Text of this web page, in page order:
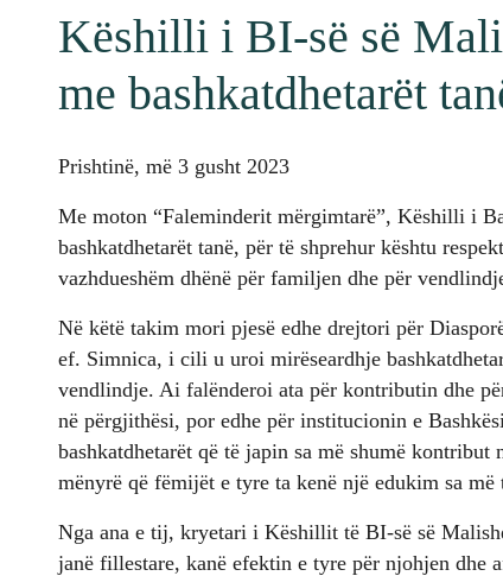
Këshilli i BI-së së
me bashkatdhetarët
Prishtinë, më 3 gusht 2023
Me moton “Faleminderit mërgimtarë”, Këshilli i
bashkatdhetarët tanë, për të shprehur kështu
vazhdueshëm dhënë për familjen dhe për
Në këtë takim mori pjesë edhe drejtori për
ef. Simnica, i cili u uroi mirëseardhje
vendlindje. Ai falënderoi ata për kontributin dhe
në përgjithësi, por edhe për institucionin e
bashkatdhetarët që të japin sa më shumë
mënyrë që fëmijët e tyre ta kenë një edukim sa
Nga ana e tij, kryetari i Këshillit të BI-së së
janë fillestare, kanë efektin e tyre për njohjen dhe